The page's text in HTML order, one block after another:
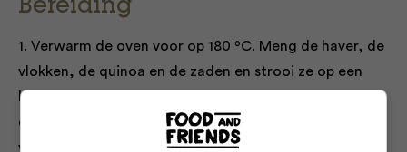
Bereiding
1. Verwarm de oven voor op 180 ºC. Meng de haver, de
vlokken, de quinoa en de zaden en strooi ze op een
bakblik. Rooster 20 minuten in de oven. Controleer
elke 5 minuten en schud ze om zodat ze gelijkmatig
worden geroosterd. Laat ze, als ze goudbruin zijn,